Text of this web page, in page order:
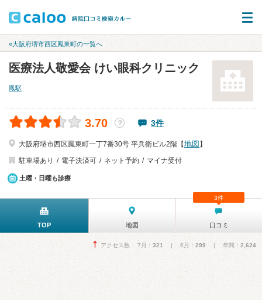
«大阪府堺市西区鳳東町の一覧へ
医療法人敬愛会 けい眼科クリニック
鳳駅
3.70 ？ 3件
大阪府堺市西区鳳東町一丁7番30号 平兵衛ビル2階【地図 】
駐車場あり
電子決済可 ネット予約 マイナ受付
土曜・日曜も診療
TOP 地図 口コミ
3件
アクセス数 7月： 321 | 6月： 299 | 年間： 2,624